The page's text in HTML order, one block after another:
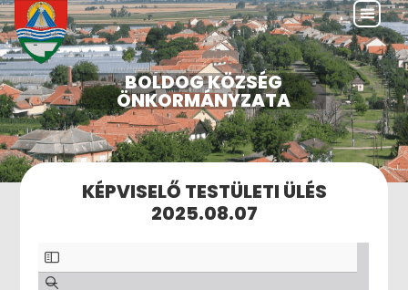
BOLDOG KÖZSÉG
ÖNKORMÁNYZATA
KÉPVISELŐ TESTÜLETI ÜLÉS
2025.08.07